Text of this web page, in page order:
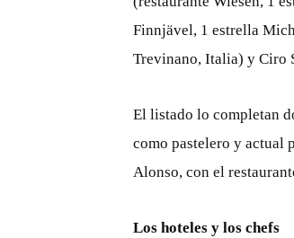
Finnjävel, 1 estrella
Trevinano, Italia) y Ciro
El listado lo completan
como pastelero y actual
Alonso, con el
Los hoteles y los chefs